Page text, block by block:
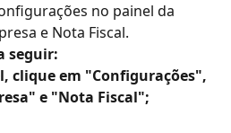
no painel da
e Nota Fiscal.
seguir:
clique em "Configurações",
e "Nota Fiscal";